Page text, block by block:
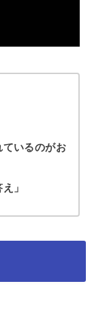
ているのがお
」